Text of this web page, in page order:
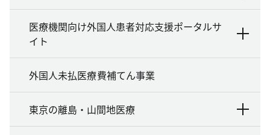
医療機関向け外国人患者対応支援ポータルサ
イト
外国人未払医療費補てん事業
東京の離島・山間地医療